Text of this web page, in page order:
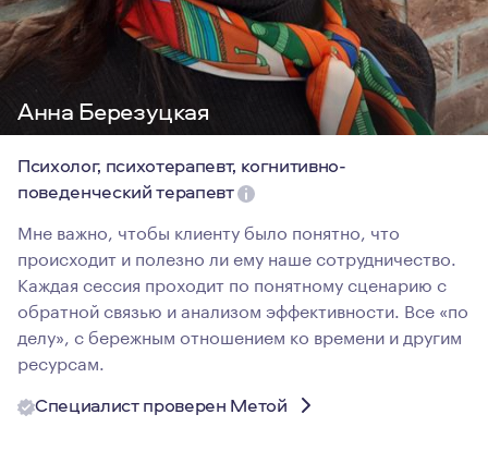
Анна Березуцкая
Психолог, психотерапевт, когнитивно-
поведенческий терапевт
Мне важно, чтобы клиенту было понятно, что
происходит и полезно ли ему наше сотрудничество.
Каждая сессия проходит по понятному сценарию с
обратной связью и анализом эффективности. Все «по
делу», с бережным отношением ко времени и другим
ресурсам.
Специалист проверен Метой